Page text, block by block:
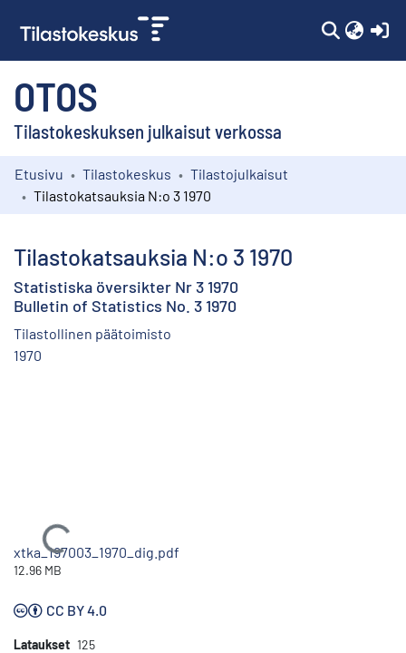
OTOS
Tilastokeskuksen julkaisut verkossa
Kokoelmat
Etusivu Tilastokeskus
Tilastojulkaisut
Tilastokatsauksia N:o 3 1970
Tilastokatsauksia N:o 3 1970
Statistiska översikter Nr 3 1970
Bulletin of Statistics No. 3 1970
Tilastollinen päätoimisto
1970
Ladataan...
xtka_197003_1970_dig.pdf
12.96 MB
CC BY 4.0
Lataukset 125